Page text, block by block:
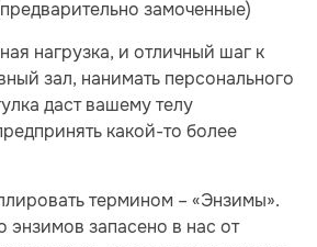
замоченные)
нагрузка, и отличный шаг к
зал, нанимать персонального
даст вашему телу
какой-то более
термином – «Энзимы».
энзимов запасено в нас от